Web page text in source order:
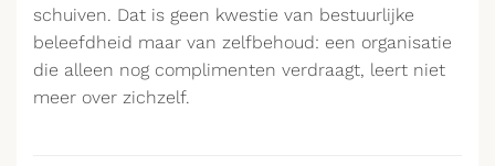
schuiven. Dat is geen kwestie van bestuurlijke
beleefdheid maar van zelfbehoud: een organisatie
die alleen nog complimenten verdraagt, leert niet
meer over zichzelf.